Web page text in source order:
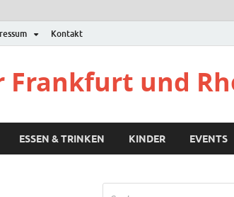
Kontakt
Frankfurt und
ESSEN & TRINKEN KINDER EVENTS